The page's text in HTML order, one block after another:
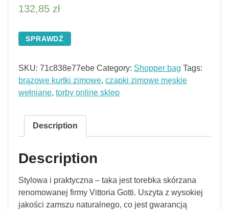
132,85 zł
SPRAWDŹ
SKU: 71c838e77ebe Category: Shopper bag Tags:
brązowe kurtki zimowe, czapki zimowe męskie
wełniane, torby online sklep
Description
Description
Stylowa i praktyczna – taka jest torebka skórzana
renomowanej firmy Vittoria Gotti. Uszyta z wysokiej
jakości zamszu naturalnego, co jest gwarancją